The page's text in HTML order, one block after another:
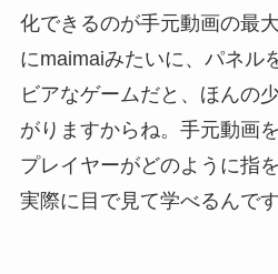
化できるのが手元動画の最
にmaimaiみたいに、パネル
ビアなゲームだと、ほんの
がりますからね。手元動画
プレイヤーがどのように指
実際に目で見て学べるんです